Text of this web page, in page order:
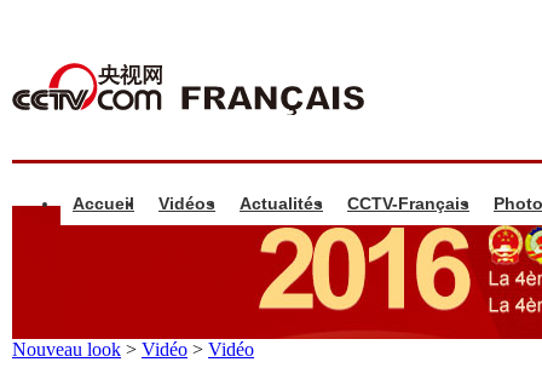
Accueil Vidéos Actualités CCTV-Français
Nouveau look > Vidéo > Vidéo